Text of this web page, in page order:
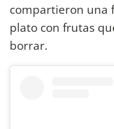
compartieron una
plato con frutas
borrar.